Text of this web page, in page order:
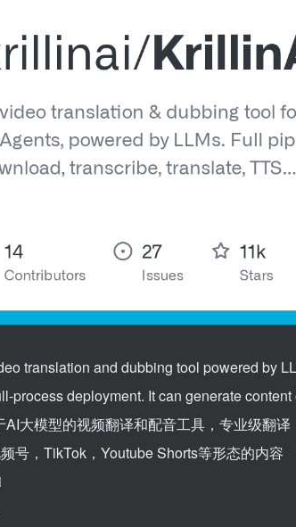
translation and dubbing tool powered by
process deployment. It can generate
AI大模型的视频翻译和配音工具，专业级翻
号，TikTok，Youtube Shorts等形态的内容